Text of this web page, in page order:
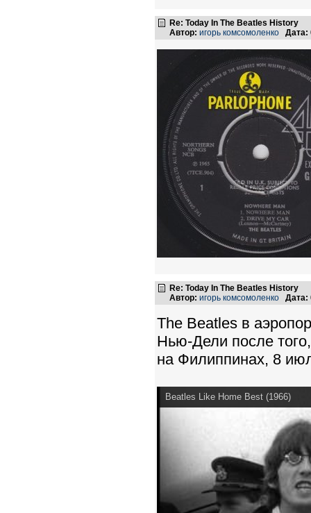
Re: Today In The Beatles History
Автор: игорь комсомоленко Дата:
Re: Today In The Beatles History
Автор: игорь комсомоленко Дата:
The Beatles в
Нью-Дели после
на Филиппинах, 8
Beatles Like Home Best (1966)